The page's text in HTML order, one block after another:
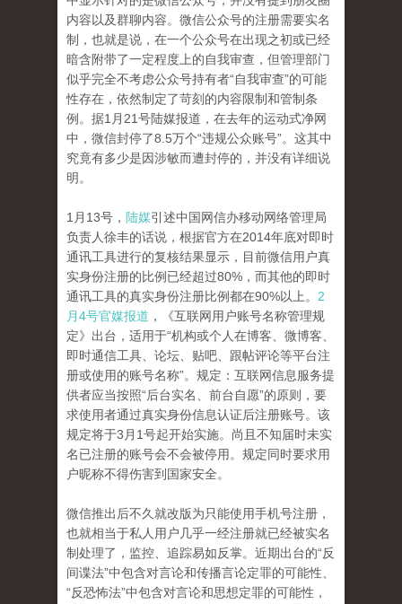
内容以及群聊内容。微信公众号的注册需要实名
制，也就是说，在一个公众号在出现之初或已经
暗含附带了一定程度上的自我审查，但管理部门
似乎完全不考虑公众号持有者“自我审查”的可能
性存在，依然制定了苛刻的内容限制和管制条
例。据1月21号陆媒报道，在去年的运动式净网
中，微信封停了8.5万个“违规公众账号”。这其中
究竟有多少是因涉敏而遭封停的，并没有详细说
明。
1月13号， 陆媒引述中国网信办移动网络管理局
负责人徐丰的话说，根据官方在2014年底对即时
通讯工具进行的复核结果显示，目前微信用户真
实身份注册的比例已经超过80%，而其他的即时
通讯工具的真实身份注册比例都在90%以上。 2
月4号官媒报道 ，《互联网用户账号名称管理规
定》出台，适用于“机构或个人在博客、微博客、
即时通信工具、论坛、贴吧、跟帖评论等平台注
册或使用的账号名称”。规定：互联网信息服务提
供者应当按照“后台实名、前台自愿”的原则，要
求使用者通过真实身份信息认证后注册账号。该
规定将于3月1号起开始实施。尚且不知届时未实
名已注册的账号会不会被停用。规定同时要求用
户昵称不得伤害到国家安全。
微信推出后不久就改版为只能使用手机号注册，
也就相当于私人用户几乎一经注册就已经被实名
制处理了，监控、追踪易如反掌。近期出台的“反
间谍法”中包含对言论和传播言论定罪的可能性、
“反恐怖法”中包含对言论和思想定罪的可能性，